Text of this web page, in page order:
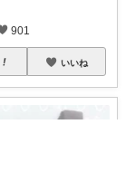
901
いいね